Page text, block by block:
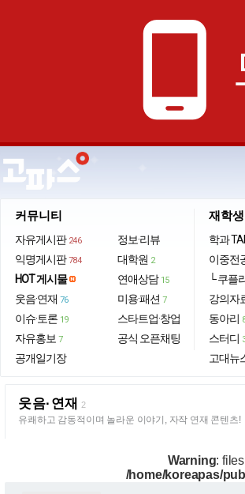
phone_android
커뮤니티
자유게시판 246
익명게시판 784
HOT 게시물
웃음·연재 76
이슈·토론 19
자유홍보 7
공개일기장
정보·리뷰
대학원 2
연애상담 15
미용·패션 7
스타트업·창업
공식 오픈채팅
재학생
학과
이중전
└ 쿠플
강의자
동아리
스터디
고대뉴
웃음·연재 2
유쾌하고 감동적이며 놀라운 이야기, 자작 연재 콘텐츠!
Warning:
/home/koreapas/